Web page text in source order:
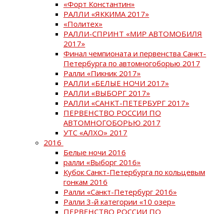
«Форт Константин»
РАЛЛИ «ЯККИМА 2017»
«Политех»
РАЛЛИ-СПРИНТ «МИР АВТОМОБИЛЯ
2017»
Финал чемпионата и первенства Санкт-
Петербурга по автомногоборью 2017
Ралли «Пикник 2017»
РАЛЛИ «БЕЛЫЕ НОЧИ 2017»
РАЛЛИ «ВЫБОРГ 2017»
РАЛЛИ «САНКТ-ПЕТЕРБУРГ 2017»
ПЕРВЕНСТВО РОССИИ ПО
АВТОМНОГОБОРЬЮ 2017
УТС «АЛХО» 2017
2016
Белые ночи 2016
ралли «Выборг 2016»
Кубок Санкт-Петербурга по кольцевым
гонкам 2016
Ралли «Санкт-Петербург 2016»
Ралли 3-й категории «10 озер»
ПЕРВЕНСТВО РОССИИ ПО